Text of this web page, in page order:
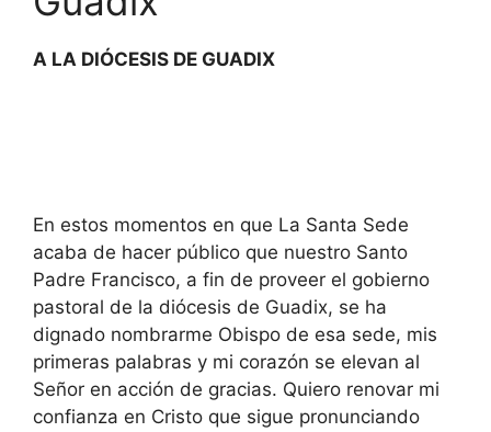
A LA DIÓCESIS DE GUADIX
En estos momentos en que La Santa Sede
acaba de hacer público que nuestro Santo
Padre Francisco, a fin de proveer el gobierno
pastoral de la diócesis de Guadix, se ha
dignado nombrarme Obispo de esa sede, mis
primeras palabras y mi corazón se elevan al
Señor en acción de gracias. Quiero renovar mi
confianza en Cristo que sigue pronunciando